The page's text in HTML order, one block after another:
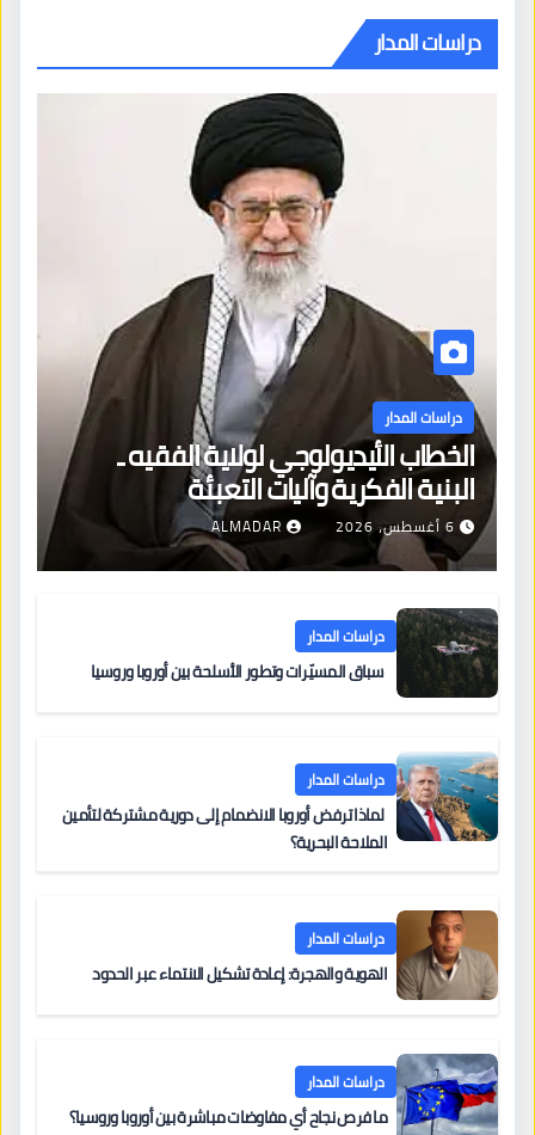
دراسات المدار
دراسات المدار
الخطاب الأيديولوجي لولاية الفقيه ـ
البنية الفكرية وآليات التعبئة
6 أغسطس، 2026 ALMADAR
دراسات المدار
سباق المسيّرات وتطور الأسلحة بين أوروبا وروسيا
دراسات المدار
لماذا ترفض أوروبا الانضمام إلى دورية مشتركة لتأمين
الملاحة البحرية؟
دراسات المدار
الهوية والهجرة: إعادة تشكيل الانتماء عبر الحدود
دراسات المدار
ما فرص نجاح أي مفاوضات مباشرة بين أوروبا وروسيا؟